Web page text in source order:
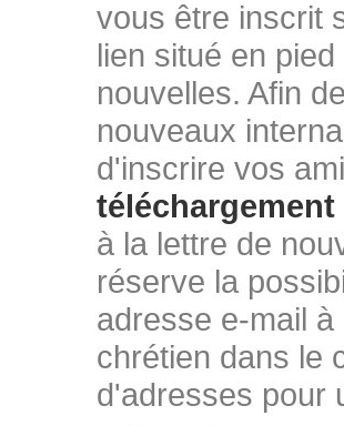
vous être inscrit
lien situé en
nouvelles. Afin
nouveaux
d'inscrire vos
à la lettre de
réserve la
adresse e-mail
chrétien dans le
d'adresses pour